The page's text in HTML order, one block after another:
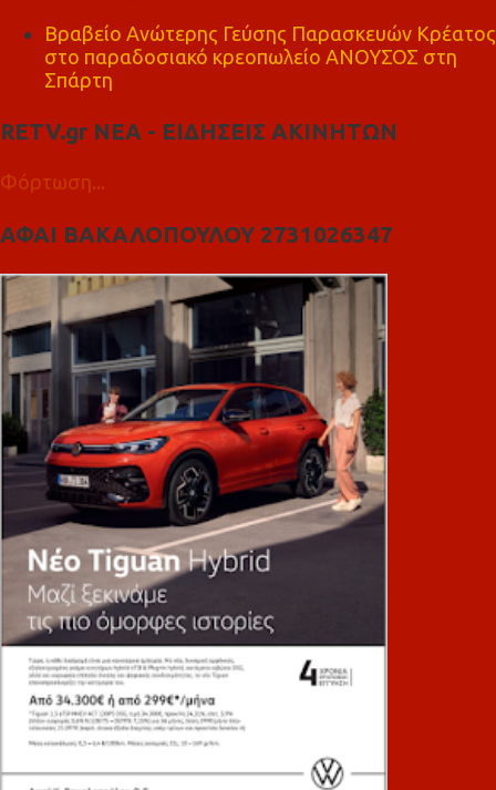
Βραβείο Ανώτερης Γεύσης Παρασκευών Κρέατος
στο παραδοσιακό κρεοπωλείο ΑΝΟΥΣΟΣ στη
Σπάρτη
RETV.gr ΝΕΑ - ΕΙΔΗΣΕΙΣ ΑΚΙΝΗΤΩΝ
Φόρτωση...
ΑΦΑΙ ΒΑΚΑΛΟΠΟΥΛΟΥ 2731026347